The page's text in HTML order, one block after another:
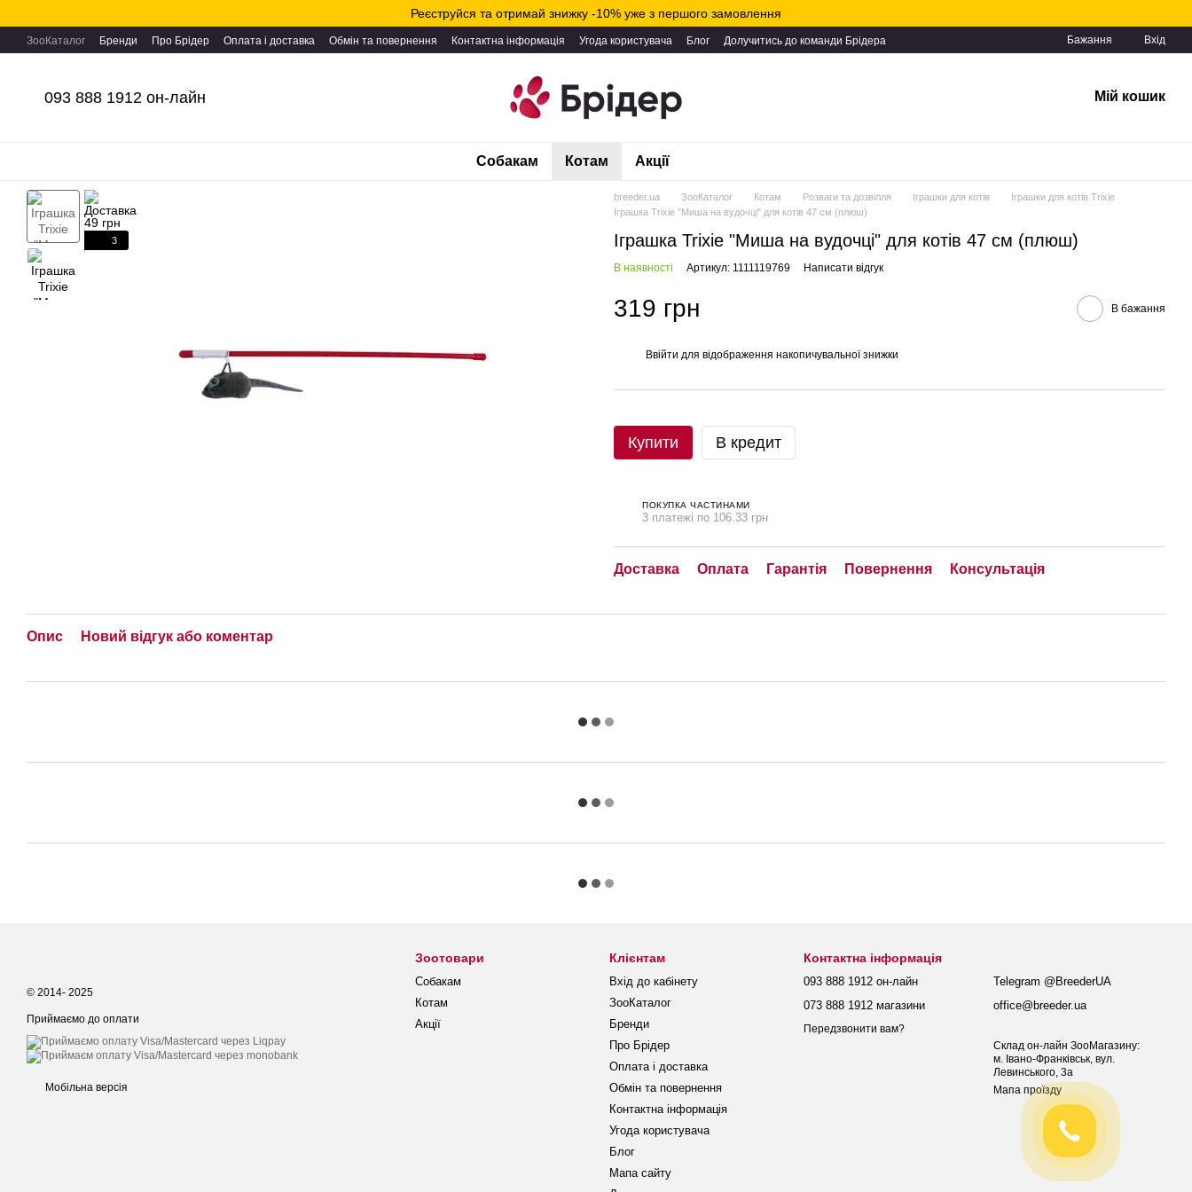
Реєструйся та отримай знижку -10% уже з першого замовлення
ЗооКаталог Бренди Про Брідер Оплата і доставка Обмін та повернення Контактна інформація Угода користувача Блог Долучитись до команди Брідера Бажання Вхід
093 888 1912 он-лайн Мій кошик
Собакам Котам Акції
3
breeder.ua ЗооКаталог Котам Розваги та дозвілля Іграшки для котів
Іграшки для котів Trixie
Іграшка Trixie "Миша на вудочці" для котів 47 см (плюш)
Іграшка Trixie "Миша на вудочці" для котів 47 см (плюш)
В наявності Артикул: 1111119769 Написати відгук
319 грн В бажання
Ввійти для відображення накопичувальної знижки
Купити В кредит
ПОКУПКА ЧАСТИНАМИ
3 платежі по 106.33 грн
Доставка Оплата Гарантія Повернення Консультація
Опис Новий відгук або коментар
© 2014- 2025
Приймаємо до оплати
Мобільна версія
Зоотовари
Собакам
Котам
Акції
Клієнтам
Вхід до кабінету
ЗооКаталог
Бренди
Про Брідер
Оплата і доставка
Обмін та повернення
Контактна інформація
Угода користувача
Блог
Мапа сайту
Контактна інформація
093 888 1912 он-лайн
073 888 1912 магазини
Передзвонити вам?
Telegram @BreederUA
office@breeder.ua
Склад он-лайн ЗооМагазину:
м. Івано-Франківськ, вул.
Левинського, 3а
Мапа проїзду